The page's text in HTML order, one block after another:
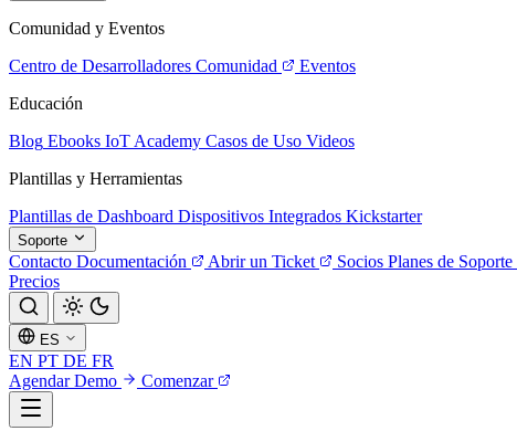
Comunidad y Eventos
Centro de Desarrolladores Comunidad
Eventos
Educación
Blog Ebooks IoT Academy Casos de Uso Videos
Plantillas y Herramientas
Plantillas de Dashboard Dispositivos Integrados Kickstarter
Soporte
Contacto Documentación Abrir un Ticket Socios Planes de Soporte
Precios
ES
EN PT DE FR
Agendar Demo
Comenzar